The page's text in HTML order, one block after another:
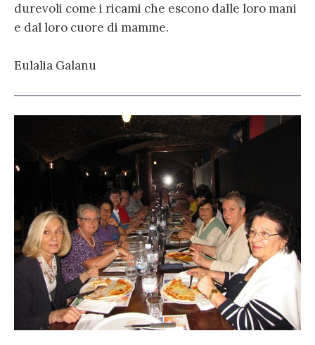
durevoli come i ricami che escono dalle loro mani
e dal loro cuore di mamme.
Eulalia Galanu